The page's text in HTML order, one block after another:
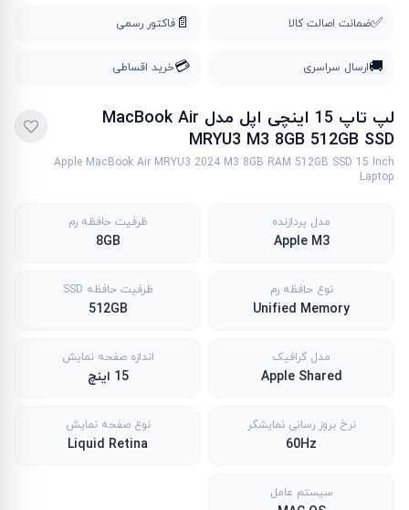
✅ضمانت اصالت کالا 📄 فاکتور رسمی
🚚ارسال سراسری 💳خرید اقساطی
لپ تاپ 15 اینچی اپل مدل MacBook Air
MRYU3 M3 8GB 512GB SSD
Apple MacBook Air MRYU3 2024 M3 8GB RAM 512GB SSD 15 Inch
Laptop
مدل پردازنده
Apple M3
ظرفیت حافظه رم
8GB
نوع حافظه رم
Unified Memory
ظرفیت حافظه SSD
512GB
مدل گرافیک
Apple Shared
اندازه صفحه نمایش
15 اینچ
نرخ بروز رسانی نمایشگر
60Hz
نوع صفحه نمایش
Liquid Retina
سیستم عامل